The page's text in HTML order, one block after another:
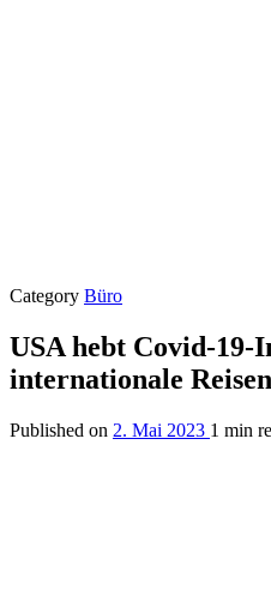
Category Büro
USA hebt Covid-
internationale
Published on 2. Mai 2023 1 min